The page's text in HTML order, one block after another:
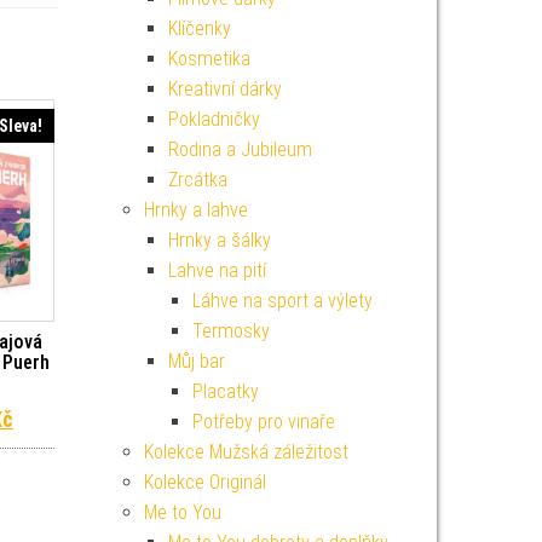
Sleva!
cena byla: 1 998 Kč.
Aktuální cena je: 1 492 Kč.
Klíčenky
Kosmetika
Kreativní dárky
Pokladničky
Rodina a Jubileum
Zrcátka
Hrnky a lahve
Hrnky a šálky
Lahve na pití
Láhve na sport a výlety
Termosky
Můj bar
Placatky
Potřeby pro vinaře
Kolekce Mužská záležitost
Kolekce Originál
Me to You